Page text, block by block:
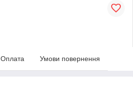
Оплата Умови повернення